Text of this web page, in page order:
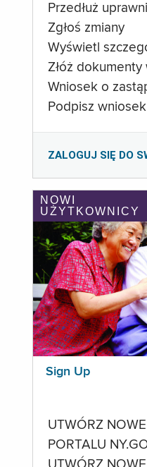
Przedłuż
Zgłoś zmiany
Wyświetl
Złóż
Wniosek o
Podpisz wniosek
ZALOGUJ SIĘ DO
NOWI
UŻYTKOWNICY
Sign Up
UTWÓRZ
PORTALU